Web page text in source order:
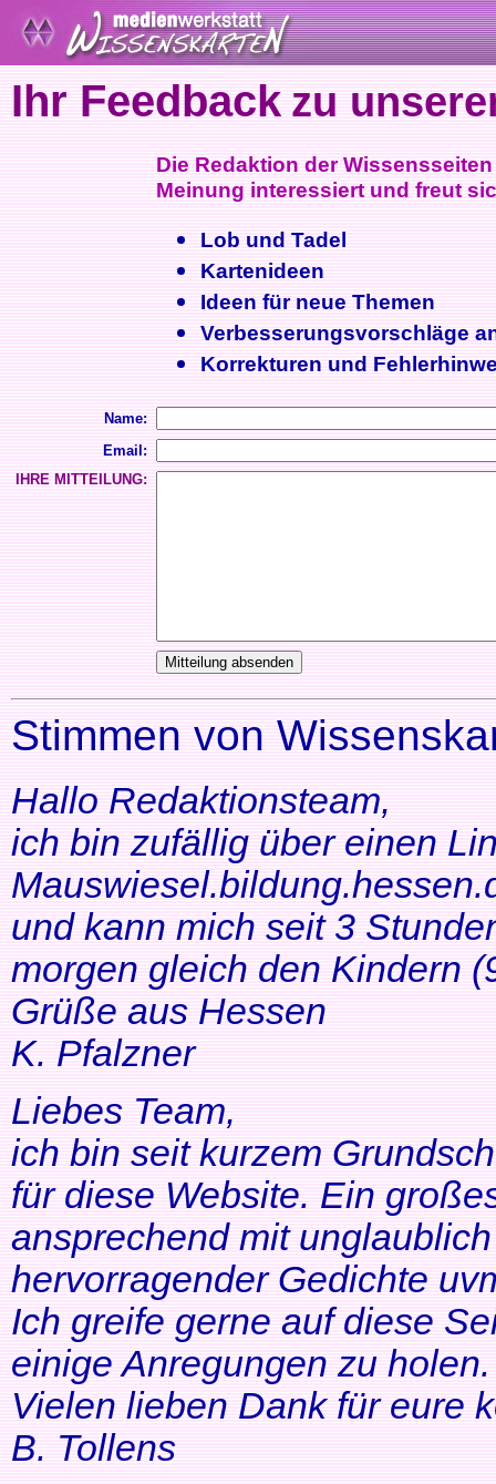
Ihr Feedback zu
Die Redaktion der
Meinung interessiert und freut
Lob und Tadel
Kartenideen
Ideen für neue Themen
Verbesserungsvorschläge
Korrekturen und
Name:
Email:
IHRE MITTEILUNG:
Stimmen von
Hallo Redaktionsteam,
ich bin zufällig über einen
und kann mich seit 3
morgen gleich den Kindern
Grüße aus Hessen
K. Pfalzner
Liebes Team,
ich bin seit kurzem
für diese Website. Ein
ansprechend mit
hervorragender Gedichte
Ich greife gerne auf diese
einige Anregungen zu
Vielen lieben Dank für eure
B. Tollens